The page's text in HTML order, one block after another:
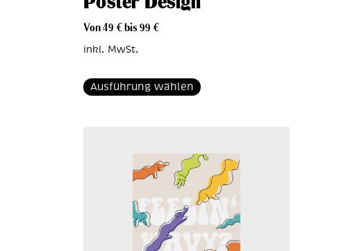
Von49€bis99€
inkl. MwSt.
Ausführung wählen